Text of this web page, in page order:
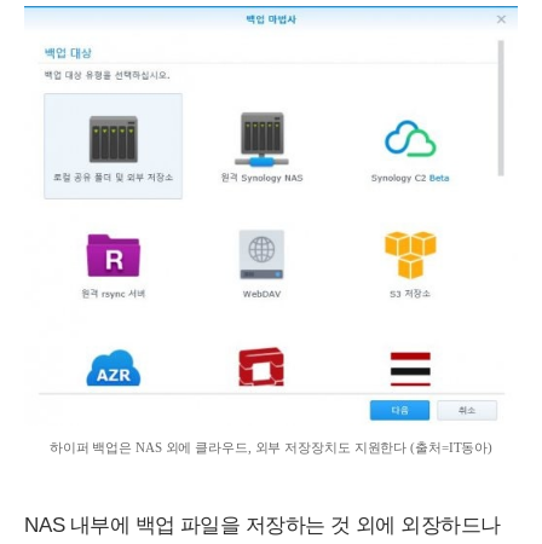
하이퍼 백업은NAS외에 클라우드, 외부 저장장치도 지원한다 (출처=IT동아)
NAS내부에 백업 파일을 저장하는 것 외에 외장하드나